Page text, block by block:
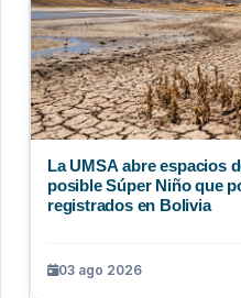
La UMSA abre espacios
posible Súper Niño que
registrados en Bolivia
03 ago 2026